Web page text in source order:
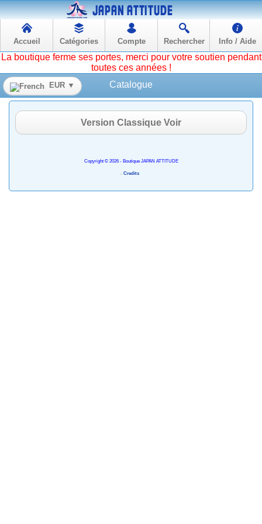
Accueil Catégories Compte Rechercher Info / Aide
La boutique ferme ses portes, merci pour votre soutien pendant
toutes ces années !
EUR ▼ Catalogue
Version Classique Voir
Copyright © 2026 - Boutique JAPAN ATTITUDE
- Credits